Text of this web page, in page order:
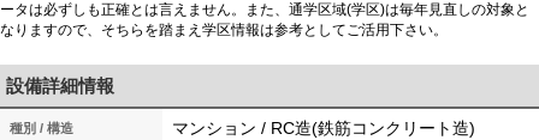
ータは必ずしも正確とは言えません。また、通学区域(学区)は毎年見直しの対象と
なりますので、そちらを踏まえ学区情報は参考としてご活用下さい。
設備詳細情報
種別 / 構造 マンション / RC造(鉄筋コンクリート造)